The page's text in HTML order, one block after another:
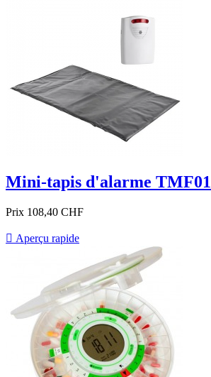
Mini-tapis d'alarme TMF01
Prix 108,40 CHF
 Aperçu rapide